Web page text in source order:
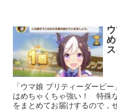
「ウマ娘 プリティーダービ
はめちゃくちゃ強い！ 特殊
をまとめてお届けするので，